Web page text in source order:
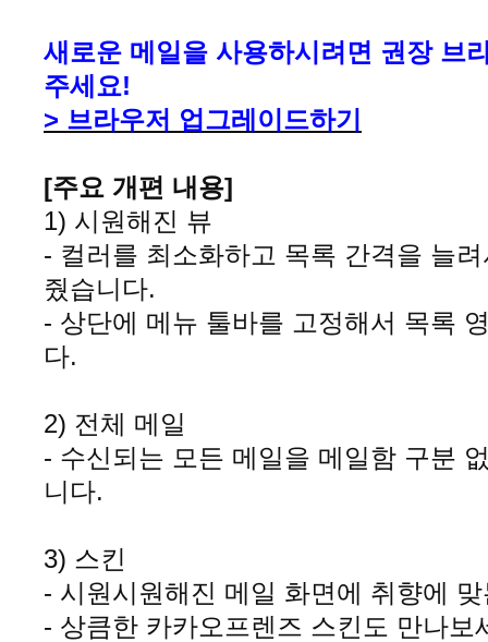
새로운 메일을 사용하시려면 권장 브
주세요!
> 브라우저 업그레이드하기
[주요 개편 내용]
1) 시원해진 뷰
- 컬러를 최소화하고 목록 간격을 늘
줬습니다.
- 상단에 메뉴 툴바를 고정해서 목록
다.
2) 전체 메일
- 수신되는 모든 메일을 메일함 구분
니다.
3) 스킨
- 시원시원해진 메일 화면에 취향에
- 상큼한 카카오프렌즈 스킨도 만나보